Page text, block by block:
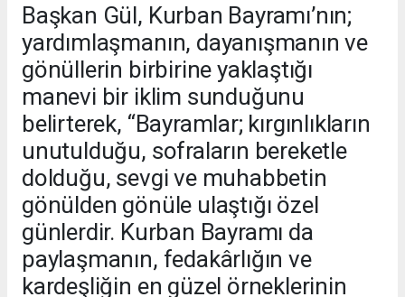
Başkan Gül, Kurban Bayramı’nın;
yardımlaşmanın, dayanışmanın ve
gönüllerin birbirine yaklaştığı
manevi bir iklim sunduğunu
belirterek, “Bayramlar; kırgınlıkların
unutulduğu, sofraların bereketle
dolduğu, sevgi ve muhabbetin
gönülden gönüle ulaştığı özel
günlerdir. Kurban Bayramı da
paylaşmanın, fedakârlığın ve
kardeşliğin en güzel örneklerinin